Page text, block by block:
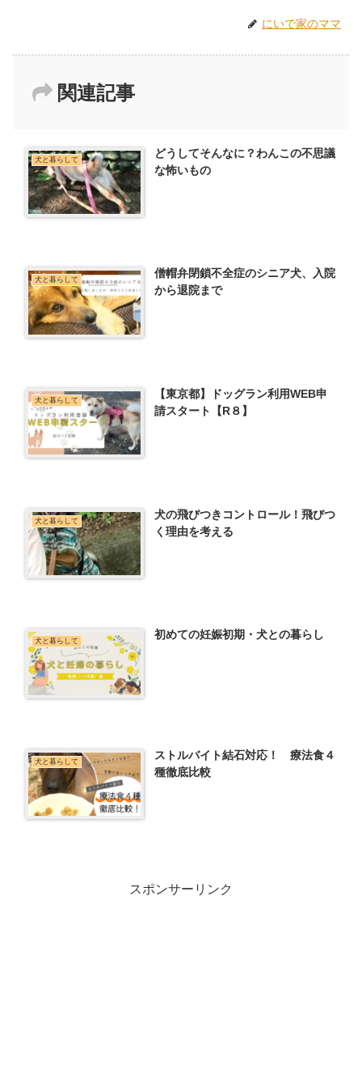
にいで家のママ
関連記事
犬と暮らして
どうしてそんなに？わんこの不思議
な怖いもの
犬と暮らして
僧帽弁閉鎖不全症のシニア犬、入院
から退院まで
犬と暮らして
【東京都】ドッグラン利用WEB申
請スタート【R８】
犬と暮らして
犬の飛びつきコントロール！飛びつ
く理由を考える
犬と暮らして 初めての妊娠初期・犬との暮らし
犬と暮らして
ストルバイト結石対応！ 療法食４
種徹底比較
スポンサーリンク